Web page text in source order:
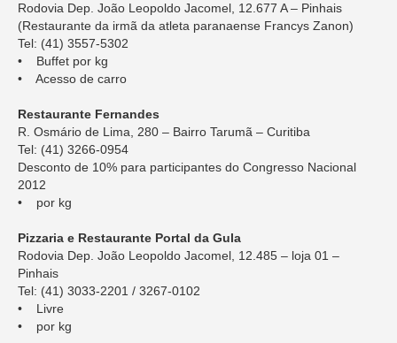
Rodovia Dep. João Leopoldo Jacomel, 12.677 A – Pinhais
(Restaurante da irmã da atleta paranaense Francys Zanon)
Tel: (41) 3557-5302
• Buffet por kg
• Acesso de carro
Restaurante Fernandes
R. Osmário de Lima, 280 – Bairro Tarumã – Curitiba
Tel: (41) 3266-0954
Desconto de 10% para participantes do Congresso Nacional
2012
• por kg
Pizzaria e Restaurante Portal da Gula
Rodovia Dep. João Leopoldo Jacomel, 12.485 – loja 01 –
Pinhais
Tel: (41) 3033-2201 / 3267-0102
• Livre
• por kg